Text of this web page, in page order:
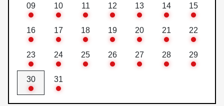
09 10 11 12 13 14 15
16 17 18 19 20 21 22
23 24 25 26 27 28 29
30 31